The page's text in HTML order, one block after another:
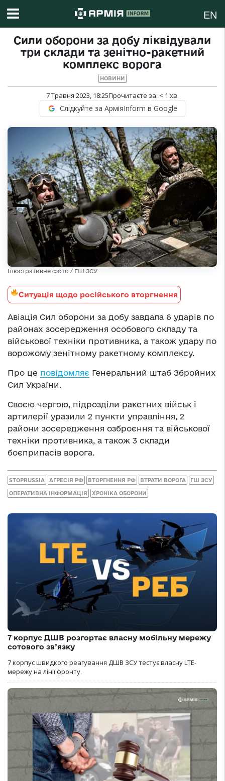
EN
Сили оборони за добу ліквідували
три склади та зенітно-ракетний
комплекс ворога
НОВИНИ
7 Травня 2023, 18:25Прочитаєте за: < 1 хв.
Слідкуйте за АрміяInform в Google
Ілюстративне фото / ГШ ЗСУ
Ситуація щодо російського вторгнення
Авіація Сил оборони за добу завдала 6 ударів по
районах зосередження особового складу та
військової техніки противника, а також удару по
ворожому зенітному ракетному комплексу.
Про це повідомляє Генеральний штаб Збройних
Сил України.
Своєю чергою, підрозділи ракетних військ і
артилерії уразили 2 пункти управління, 2
райони зосередження озброєння та військової
техніки противника, а також 3 склади
боєприпасів ворога.
STOPRUSSIA АГРЕСІЯ РФ ВТОРГНЕННЯ РФ ВТРАТИ ВОРОГА ГШ ЗСУ
ОПЕРАТИВНА ІНФОРМАЦІЯ ХРОНІКА ОБОРОНИ
7 корпус ДШВ розгортає власну мобільну мережу
сотового зв’язку
7 корпус швидкого реагування ДШВ ЗСУ тестує власну LTE-
мережу на лінії фронту.